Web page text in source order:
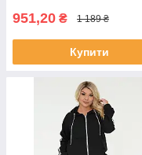
951,20 ₴ 1 189 ₴
Купити